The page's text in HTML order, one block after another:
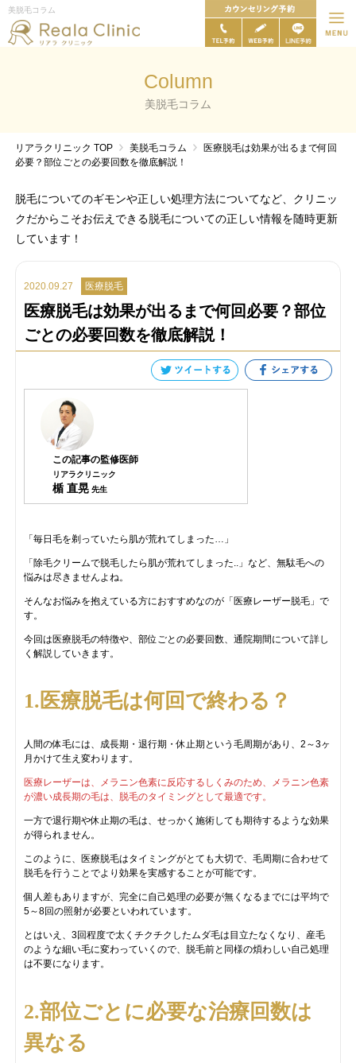
美脱毛コラム
Column
美脱毛コラム
リアラクリニック TOP 美脱毛コラム
医療脱毛は効果が出るまで何回
必要？部位ごとの必要回数を徹底解説！
脱毛についてのギモンや正しい処理方法についてなど、クリニッ
クだからこそお伝えできる脱毛についての正しい情報を随時更新
しています！
2020.09.27 医療脱毛
医療脱毛は効果が出るまで何回必要？部位
ごとの必要回数を徹底解説！
この記事の監修医師
リアラクリニック
楯 直晃先生
「毎日毛を剃っていたら肌が荒れてしまった…」
「除毛クリームで脱毛したら肌が荒れてしまった..」など、無駄毛への
悩みは尽きませんよね。
そんなお悩みを抱えている方におすすめなのが「医療レーザー脱毛」で
す。
今回は医療脱毛の特徴や、部位ごとの必要回数、通院期間について詳し
く解説していきます。
1.医療脱毛は何回で終わる？
人間の体毛には、成長期・退行期・休止期という毛周期があり、2～3ヶ
月かけて生え変わります。
医療レーザーは、メラニン色素に反応するしくみのため、メラニン色素
が濃い成長期の毛は、脱毛のタイミングとして最適です。
一方で退行期や休止期の毛は、せっかく施術しても期待するような効果
が得られません。
このように、医療脱毛はタイミングがとても大切で、毛周期に合わせて
脱毛を行うことでより効果を実感することが可能です。
個人差もありますが、完全に自己処理の必要が無くなるまでには平均で
5～8回の照射が必要といわれています。
とはいえ、3回程度で太くチクチクしたムダ毛は目立たなくなり、産毛
のような細い毛に変わっていくので、脱毛前と同様の煩わしい自己処理
は不要になります。
2.部位ごとに必要な治療回数は
異なる